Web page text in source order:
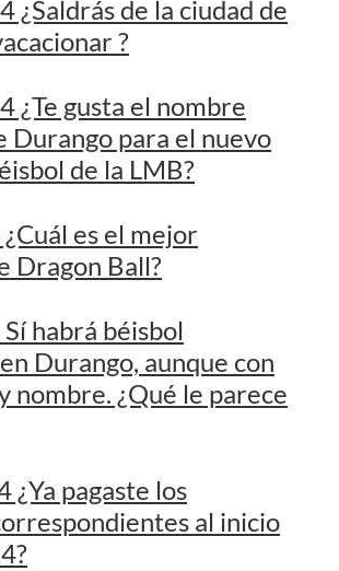
¿Saldrás de la ciudad de
?
¿Te gusta el nombre
Durango para el nuevo
de la LMB?
es el mejor
Dragon Ball?
habrá béisbol
Durango, aunque con
nombre. ¿Qué le parece
¿Ya pagaste los
al inicio